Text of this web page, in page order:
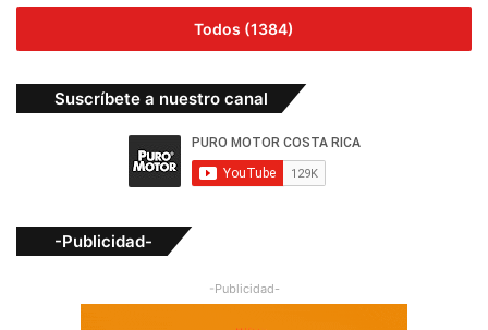
Todos (1384)
Suscríbete a nuestro canal
-Publicidad-
-Publicidad-